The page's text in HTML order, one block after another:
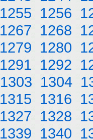
1255 1256
1267 1268
1279 1280
1291 1292
1303 1304
1315 1316
1327 1328
1339 1340